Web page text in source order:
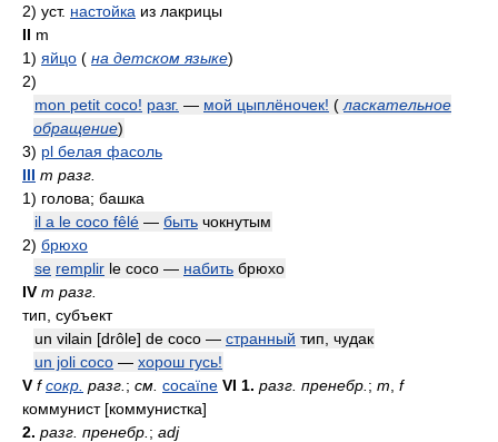
2) уст. настойка из лакрицы
II m
1) яйцо ( на детском языке)
2)
mon petit coco! разг. — мой цыплёночек! ( ласкательное
обращение)
3) pl белая фасоль
III m разг.
1) голова; башка
il a le coco fêlé — быть чокнутым
2) брюхо
se remplir le coco — набить брюхо
IV m разг.
тип, субъект
un vilain [drôle] de coco — странный тип, чудак
un joli coco — хорош гусь!
V fсокр. разг. ; см. cocaïne VI 1. разг. пренебр. ; m f
коммунист [коммунистка]
2. разг. пренебр. ; adj